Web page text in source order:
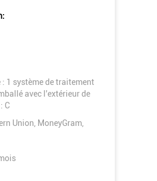
: 1 système de traitement
avec l'extérieur de
C
Union, MoneyGram,